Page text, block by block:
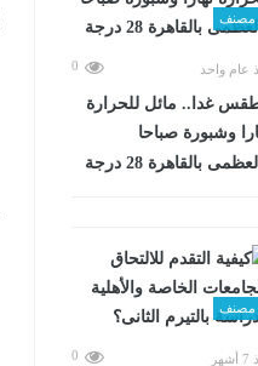
مصنف
عام واحد 0
غدا.. مائل للحرارة
وشبورة صباحا
بالقاهرة 28 درجة
مصنف
0